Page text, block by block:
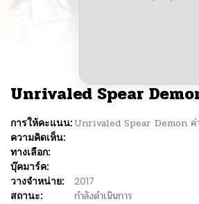
Unrivaled Spear
การให้คะแนน: Unrivaled Spear Demon ค่
ความคิดเห็น:
ทางเลือก:
บุ๊คมาร์ค:
วางจำหน่าย:
2017
สถานะ:
กำลังดำเนินการ